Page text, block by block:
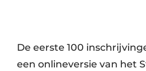
De eerste 100
een onlineversie van het